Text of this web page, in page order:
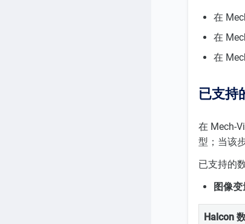
在
在
在
已支持
在 Mech-
型；当该
已支持的
图像
Halcon